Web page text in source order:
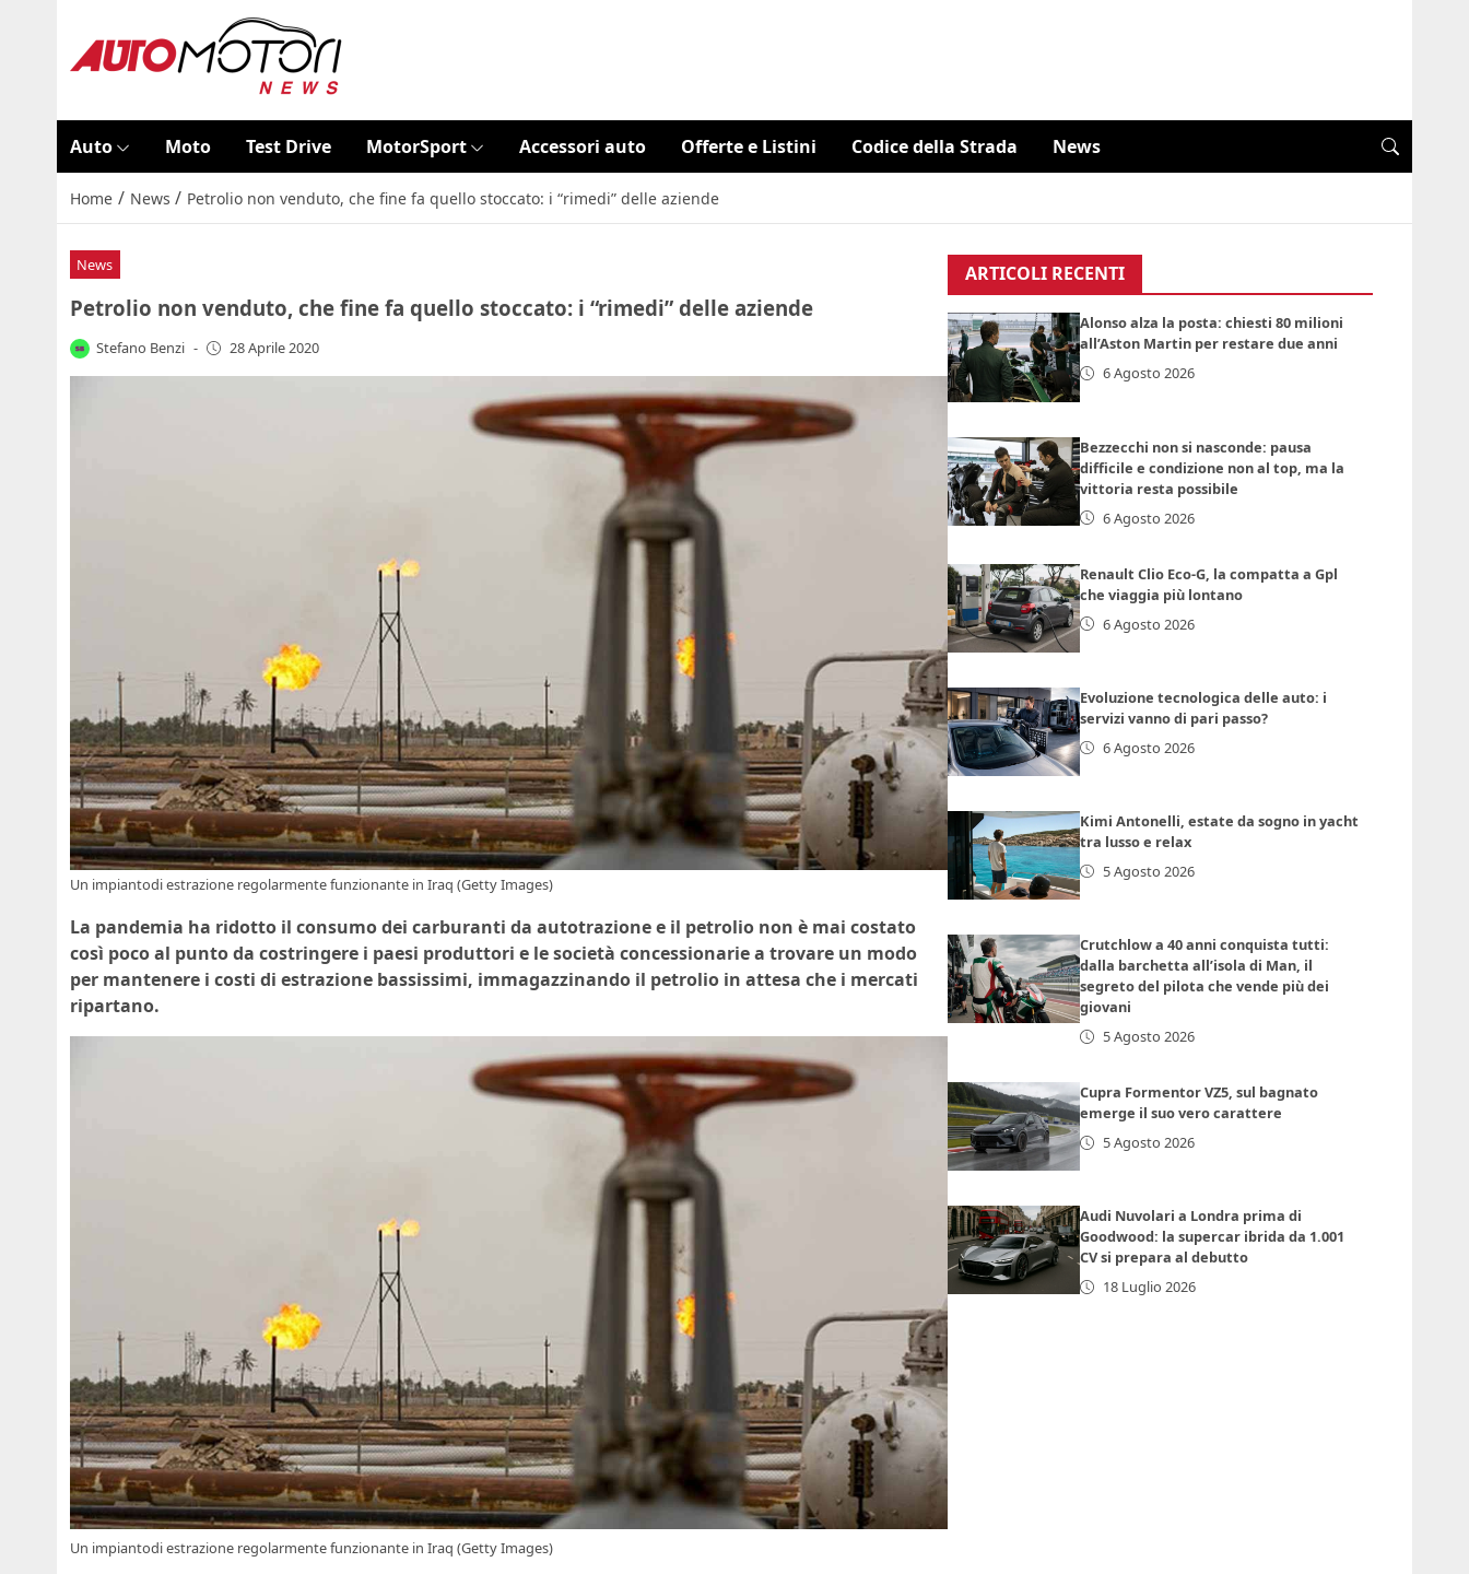
Auto Moto Test Drive MotorSport Accessori auto Offerte e Listini Codice della Strada News
Home / News / Petrolio non venduto, che fine fa quello stoccato: i “rimedi” delle aziende
News
Petrolio non venduto, che fine fa quello stoccato: i “rimedi” delle aziende
Stefano Benzi - 28 Aprile 2020
Un impiantodi estrazione regolarmente funzionante in Iraq (Getty Images)
La pandemia ha ridotto il consumo dei carburanti da autotrazione e il petrolio non è mai costato
così poco al punto da costringere i paesi produttori e le società concessionarie a trovare un modo
per mantenere i costi di estrazione bassissimi, immagazzinando il petrolio in attesa che i mercati
ripartano.
Un impiantodi estrazione regolarmente funzionante in Iraq (Getty Images)
ARTICOLI RECENTI
Alonso alza la posta: chiesti 80 milioni
all’Aston Martin per restare due anni
6 Agosto 2026
Bezzecchi non si nasconde: pausa
difficile e condizione non al top, ma la
vittoria resta possibile
6 Agosto 2026
Renault Clio Eco-G, la compatta a Gpl
che viaggia più lontano
6 Agosto 2026
Evoluzione tecnologica delle auto: i
servizi vanno di pari passo?
6 Agosto 2026
Kimi Antonelli, estate da sogno in yacht
tra lusso e relax
5 Agosto 2026
Crutchlow a 40 anni conquista tutti:
dalla barchetta all’isola di Man, il
segreto del pilota che vende più dei
giovani
5 Agosto 2026
Cupra Formentor VZ5, sul bagnato
emerge il suo vero carattere
5 Agosto 2026
Audi Nuvolari a Londra prima di
Goodwood: la supercar ibrida da 1.001
CV si prepara al debutto
18 Luglio 2026